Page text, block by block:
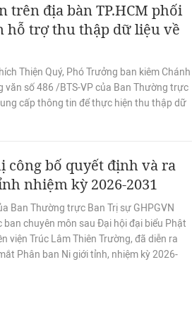
trên địa bàn TP.HCM phối
hỗ trợ thu thập dữ liệu về
Thiện Quý, Phó Trưởng ban kiêm Chánh
văn số 486 /BTS-VP của Ban Thường trực
cấp thông tin để thực hiện thu thập dữ
công bố quyết định và ra
nhiệm kỳ 2026-2031
Ban Thường trực Ban Trị sự GHPGVN
chuyên môn sau Đại hội đại biểu Phật
viện Trúc Lâm Thiên Trường, đã diễn ra
Phân ban Ni giới tỉnh, nhiệm kỳ 2026-